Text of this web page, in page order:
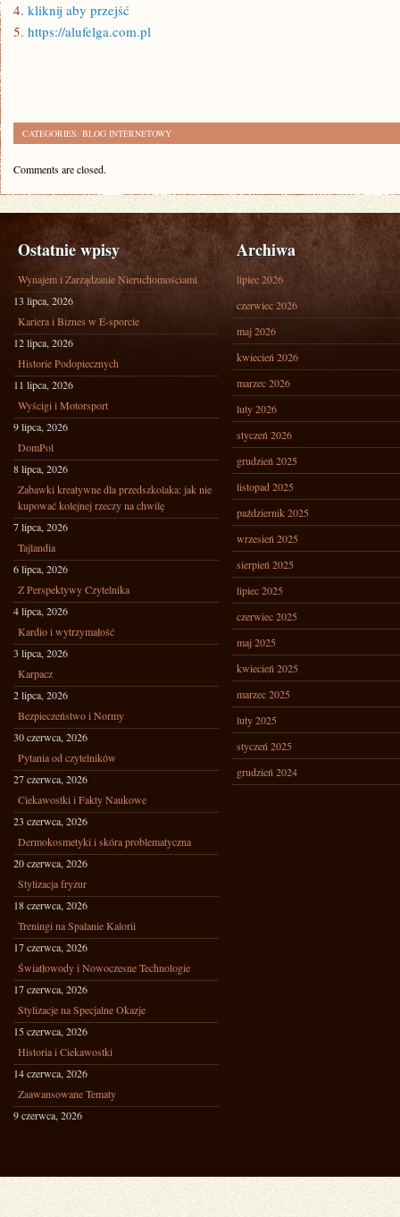
4. kliknij aby przejść
5. https://alufelga.com.pl
CATEGORIES: BLOG INTERNETOWY
Comments are closed.
Ostatnie wpisy
Wynajem i Zarządzanie Nieruchomościami
13 lipca, 2026
Kariera i Biznes w E-sporcie
12 lipca, 2026
Historie Podopiecznych
11 lipca, 2026
Wyścigi i Motorsport
9 lipca, 2026
DomPol
8 lipca, 2026
Zabawki kreatywne dla przedszkolaka: jak nie
kupować kolejnej rzeczy na chwilę
7 lipca, 2026
Tajlandia
6 lipca, 2026
Z Perspektywy Czytelnika
4 lipca, 2026
Kardio i wytrzymałość
3 lipca, 2026
Karpacz
2 lipca, 2026
Bezpieczeństwo i Normy
30 czerwca, 2026
Pytania od czytelników
27 czerwca, 2026
Ciekawostki i Fakty Naukowe
23 czerwca, 2026
Dermokosmetyki i skóra problematyczna
20 czerwca, 2026
Stylizacja fryzur
18 czerwca, 2026
Treningi na Spalanie Kalorii
17 czerwca, 2026
Światłowody i Nowoczesne Technologie
17 czerwca, 2026
Stylizacje na Specjalne Okazje
15 czerwca, 2026
Historia i Ciekawostki
14 czerwca, 2026
Zaawansowane Tematy
9 czerwca, 2026
Archiwa
lipiec 2026
czerwiec 2026
maj 2026
kwiecień 2026
marzec 2026
luty 2026
styczeń 2026
grudzień 2025
listopad 2025
październik 2025
wrzesień 2025
sierpień 2025
lipiec 2025
czerwiec 2025
maj 2025
kwiecień 2025
marzec 2025
luty 2025
styczeń 2025
grudzień 2024